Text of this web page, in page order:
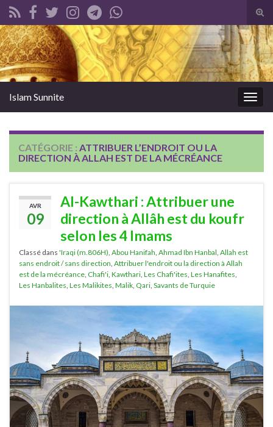
Search for:
Islam Sunnite
CATÉGORIE : ATTRIBUER L’ENDROIT OU LA
DIRECTION À ALLAH EST DE LA MÉCRÉANCE
AVR
09
Al-Kawthari : Attribuer une
direction à Allâh est du koufr
selon les 4 Imams
Classé dans 'Iraqi (m.806H) Abou Hanifah Ahmad Ibn Hanbal Allah est
sans endroit / sans direction Attribuer l'endroit ou la direction à Allah
est de la mécréance Chafi'i Kawthari Les Chafi'ites Les Hanafites
Les Hanbalites Les Malikites Malik Qari Savants de Turquie